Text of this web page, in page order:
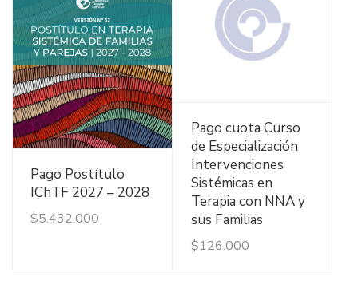
Ver Detalles
Pago Postítulo
IChTF 2027 – 2028
$5.432.000
Ver Detalles
Pago cuota Curso
de Especialización
Intervenciones
Sistémicas en
Terapia con NNA y
sus Familias
$126.000